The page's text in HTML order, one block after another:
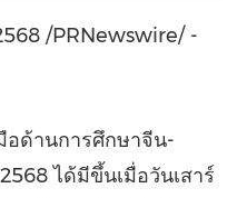
/PRNewswire/ -
อด้านการศึกษาจีน-
ได้มีขึ้นเมื่อวันเสาร์